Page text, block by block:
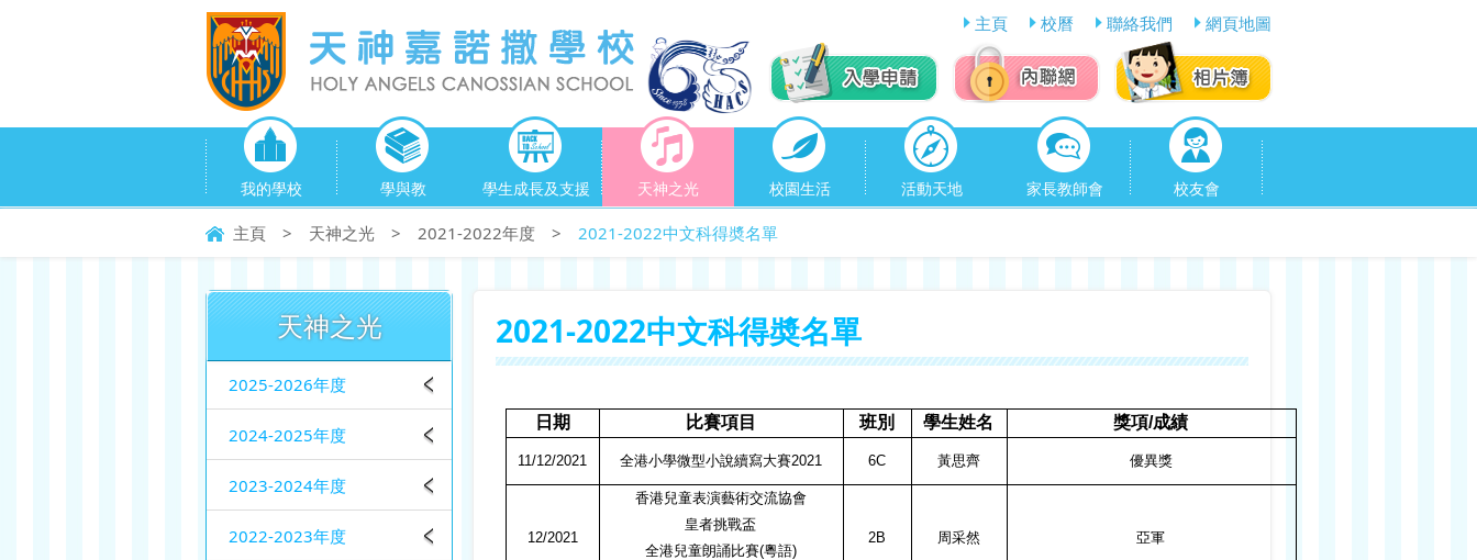
主頁 校曆 聯絡我們 網頁地圖
我的學校 學與教 學生成長及支援 天神之光 校園生活 活動天地 家長教師會 校友會
主頁 > 天神之光 > 2021-2022年度 > 2021-2022中文科得奬名單
2021-2022中文科得奬名單
日期 比賽項目 班別 學生姓名 獎項/成績
11/12/2021 全港小學微型小說續寫大賽2021 6C 黃思齊 優異獎
12/2021
香港兒童表演藝術交流協會
皇者挑戰盃
全港兒童朗誦比賽(粵語)
2B 周采然 亞軍
天神之光
2025-2026年度
2024-2025年度
2023-2024年度
2022-2023年度